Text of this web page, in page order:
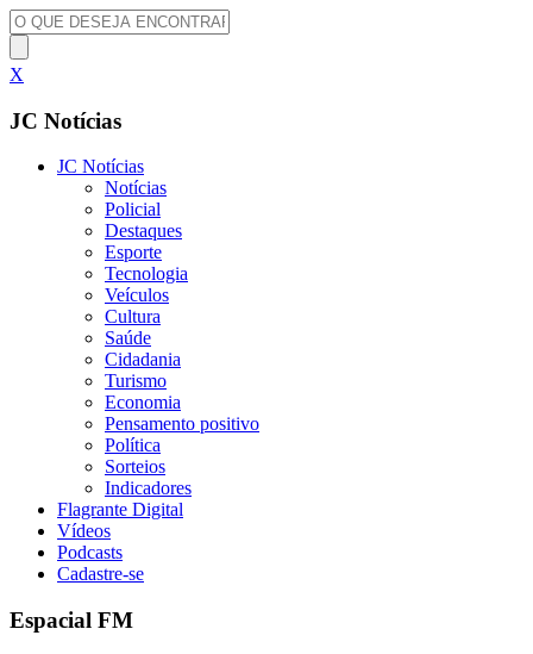
X
JC Notícias
JC Notícias
Notícias
Policial
Destaques
Esporte
Tecnologia
Veículos
Cultura
Saúde
Cidadania
Turismo
Economia
Pensamento positivo
Política
Sorteios
Indicadores
Flagrante Digital
Vídeos
Podcasts
Cadastre-se
Espacial FM